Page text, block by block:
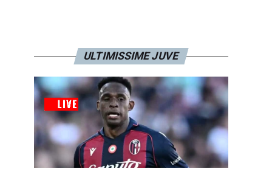
ULTIMISSIME JUVE